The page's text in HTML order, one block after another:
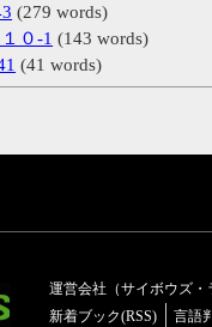
(279 words)
０-1 (143 words)
(41 words)
運営会社（サイボウズ・
新着ブック(RSS)
言語